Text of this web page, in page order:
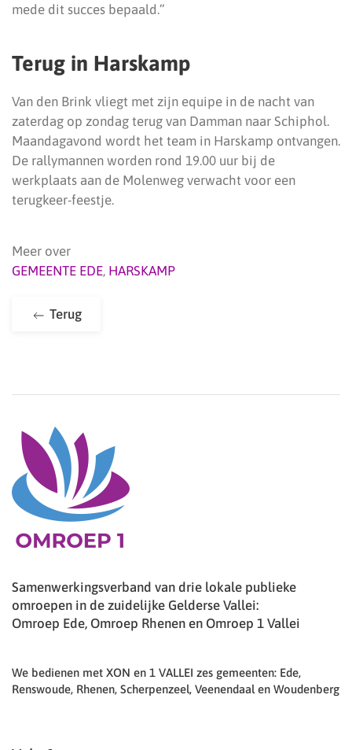
mede dit succes bepaald.”
Terug in Harskamp
Van den Brink vliegt met zijn equipe in de nacht van
zaterdag op zondag terug van Damman naar Schiphol.
Maandagavond wordt het team in Harskamp ontvangen.
De rallymannen worden rond 19.00 uur bij de
werkplaats aan de Molenweg verwacht voor een
terugkeer-feestje.
Meer over
GEMEENTE EDE, HARSKAMP
Terug
Samenwerkingsverband van drie lokale publieke
omroepen in de zuidelijke Gelderse Vallei:
Omroep Ede, Omroep Rhenen en Omroep 1 Vallei
We bedienen met XON en 1 VALLEI zes gemeenten: Ede,
Renswoude, Rhenen, Scherpenzeel, Veenendaal en Woudenberg